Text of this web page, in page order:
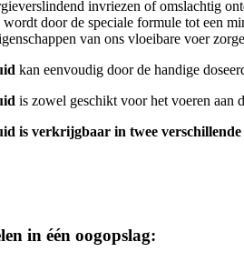
invriezen of omslachtig
door de speciale formule tot een
van ons vloeibare voer
kan eenvoudig door de handige
is zowel geschikt voor het voeren aan
is verkrijgbaar in twee verschillende
in één oogopslag: